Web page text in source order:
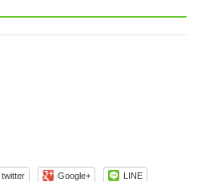
twitter Google+ LINE